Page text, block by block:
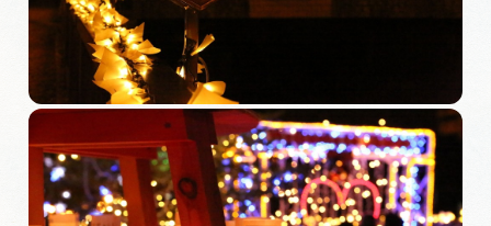
体験予約サイト「ＶＩＳＩＴ岐阜県」
岐阜県アウトドア観光キャンペーン
岐阜県まるごと観光エリアガイド
岐阜県観光データベース